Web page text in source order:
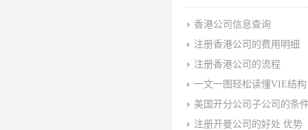
香港公司信息查询
注册香港公司的费用明细
注册香港公司的流程
一文一图轻松读懂VIE结
美国开分公司子公司的条
注册开曼公司的好处 优势